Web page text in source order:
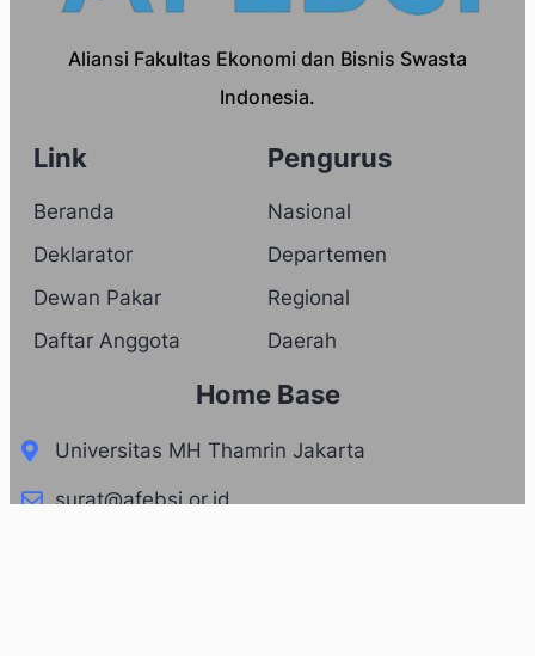
Aliansi Fakultas Ekonomi dan Bisnis Swasta
Indonesia.
Link
Beranda
Deklarator
Dewan Pakar
Daftar Anggota
Pengurus
Nasional
Departemen
Regional
Daerah
Home Base
Universitas MH Thamrin Jakarta
surat@afebsi.or.id